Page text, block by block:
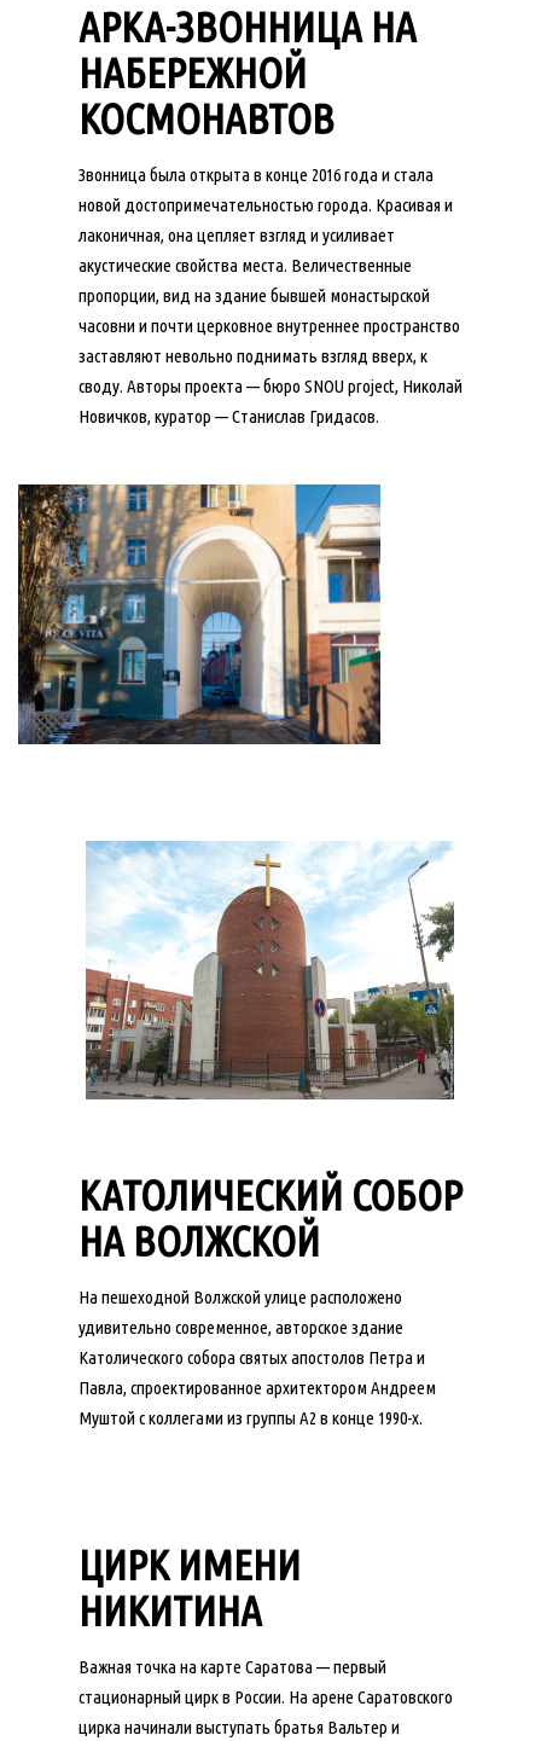
АРКА-ЗВОННИЦА НА
НАБЕРЕЖНОЙ
КОСМОНАВТОВ
Звонница была открыта в конце 2016 года и стала
новой достопримечательностью города. Красивая и
лаконичная, она цепляет взгляд и усиливает
акустические свойства места. Величественные
пропорции, вид на здание бывшей монастырской
часовни и почти церковное внутреннее пространство
заставляют невольно поднимать взгляд вверх, к
своду. Авторы проекта — бюро SNOU project, Николай
Новичков, куратор — Станислав Гридасов.
КАТОЛИЧЕСКИЙ СОБОР
НА ВОЛЖСКОЙ
На пешеходной Волжской улице расположено
удивительно современное, авторское здание
Католического собора святых апостолов Петра и
Павла, спроектированное архитектором Андреем
Муштой с коллегами из группы А2 в конце 1990-х.
ЦИРК ИМЕНИ
НИКИТИНА
Важная точка на карте Саратова — первый
стационарный цирк в России. На арене Саратовского
цирка начинали выступать братья Вальтер и